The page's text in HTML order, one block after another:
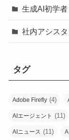
生成AI初学者
社内アシスタ
タグ
Adobe Firefly (4)
AIエージェント (11)
AIニュース (11)